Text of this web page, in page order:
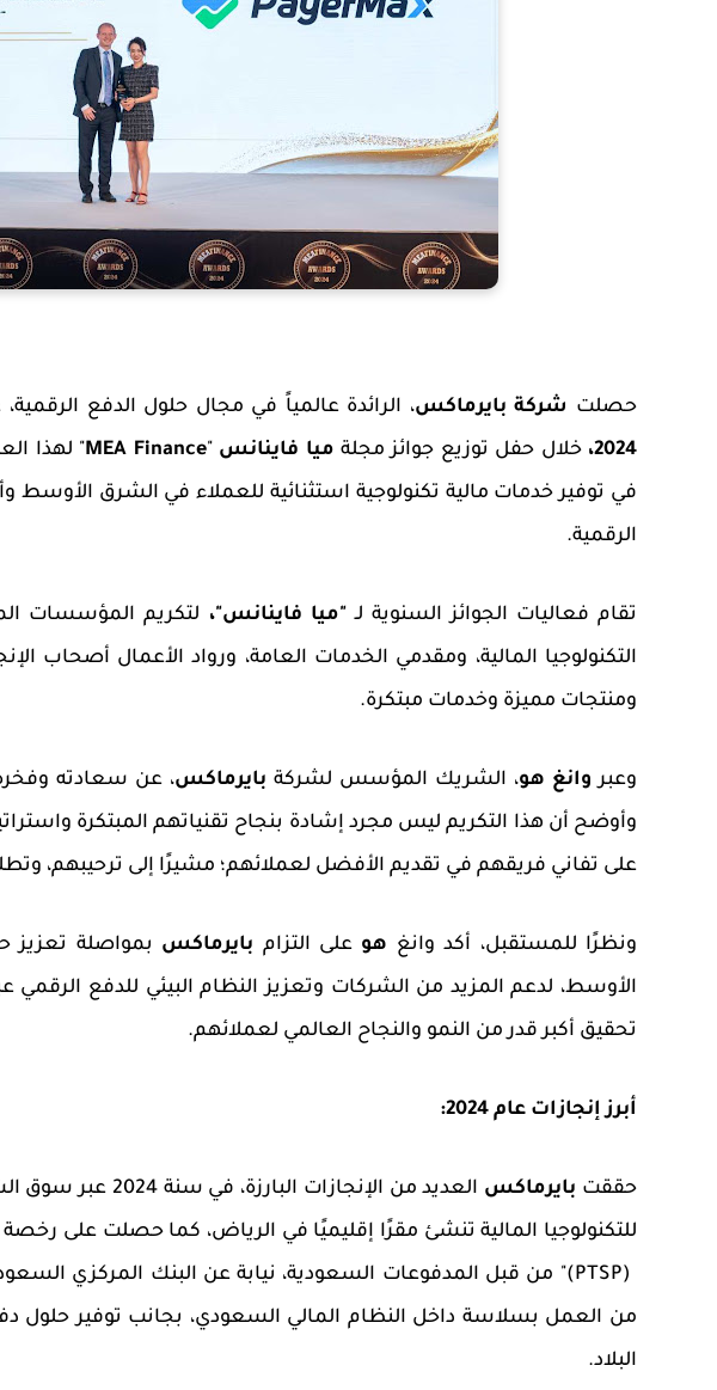
حصلت شركة بايرماكس، الرائدة عالمياً في مجال حلول الدفع الرقمية،
2024، خلال حفل توزيع جوائز مجلة ميا فاينانس "
MEA Finance
" لهذا
في توفير خدمات مالية تكنولوجية استثنائية للعملاء في الشرق الأوسط
الرقمية.
تقام فعاليات الجوائز السنوية لـ"ميا فاينانس"، لتكريم المؤسسات
التكنولوجيا المالية، ومقدمي الخدمات العامة، ورواد الأعمال أصحاب
ومنتجات مميزة وخدمات مبتكرة.
وعبر وانغ هو، الشريك المؤسس لشركة بايرماكس، عن سعادته
وأوضح أن هذا التكريم ليس مجرد إشادة بنجاح تقنياتهم المبتكرة
على تفاني فريقهم في تقديم الأفضل لعملائهم؛ مشيرًا إلى ترحيبهم،
ونظرًا للمستقبل، أكد وانغ هو على التزام بايرماكس بمواصلة
الأوسط، لدعم المزيد من الشركات وتعزيز النظام البيئي للدفع
تحقيق أكبر قدر من النمو والنجاح العالمي لعملائهم.
أبرز إنجازات عام 2024:
حققت بايرماكس العديد من الإنجازات البارزة، في سنة 2024
عبر سوق
للتكنولوجيا المالية تنشئ مقرًا إقليميًا في الرياض، كما حصلت على رخصة
(PTSP)" من قبل المدفوعات السعودية، نيابة عن البنك المركزي
من العمل بسلاسة داخل النظام المالي السعودي، بجانب توفير حلول
البلاد.